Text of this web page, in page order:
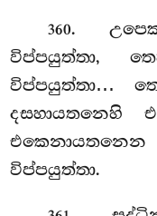
360.
විප්පයුත්තා,
විප්පයුත්තා…
දසහායතනෙහි
විප්පයුත්තා.